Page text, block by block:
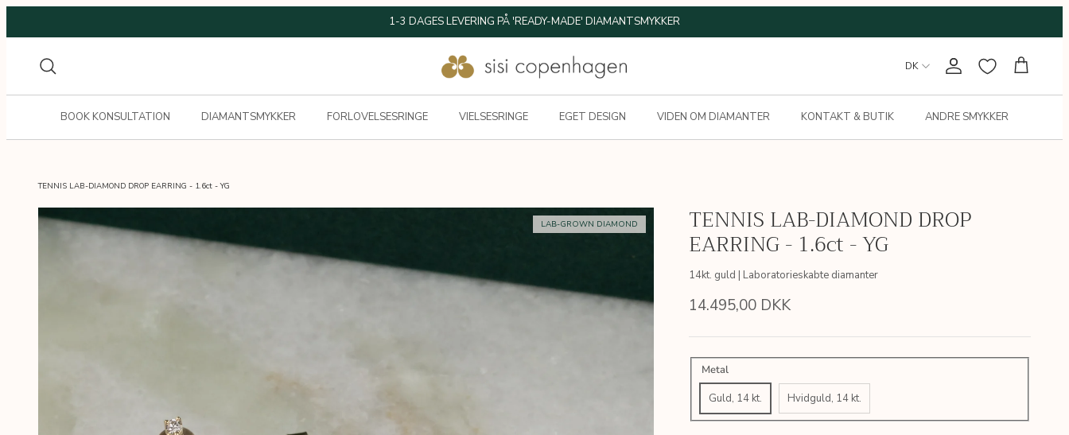
★★★★★ TRUSTPILOT |+6.400 REVIEWS
DK Konto Kurv
BOOK KONSULTATION DIAMANTSMYKKER FORLOVELSESRINGE VIELSESRINGE EGET DESIGN VIDEN OM DIAMANTER KONTAKT & BUTIK ANDRE SMYKKER
TENNIS LAB-DIAMOND DROP EARRING - 1.6ct - YG
LAB-GROWN DIAMOND TENNIS LAB-DIAMOND DROP
EARRING - 1.6ct - YG
14kt. guld | Laboratorieskabte diamanter
14.495,00 DKK
Metal
Guld, 14 kt.
Hvidguld, 14 kt.